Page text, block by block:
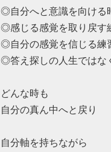
◎自分へと意識を向ける
◎感じる感覚を取り戻す
◎自分の感覚を信じる練
◎答え探しの人生ではな
どんな時も
自分の真ん中へと戻り
自分軸を持ちながら